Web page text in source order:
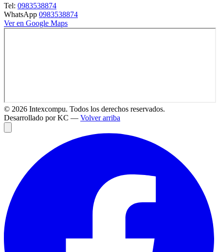
Tel: 0983538874
WhatsApp 0983538874
Ver en Google Maps
© 2026 Intexcompu. Todos los derechos reservados.
Desarrollado por KC — Volver arriba